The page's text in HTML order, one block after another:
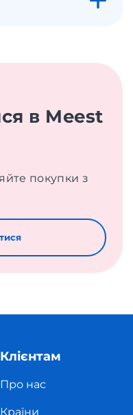
в Meest
покупки з
Клієнтам
Про нас
Країни